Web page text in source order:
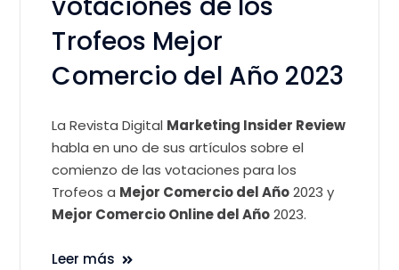
Trofeos Mejor
Comercio del Año 2023
La Revista Digital Marketing Insider Review
habla en uno de sus artículos sobre el
comienzo de las votaciones para los
Trofeos a Mejor Comercio del Año2023 y
Mejor Comercio Online del Año2023.
Leer más